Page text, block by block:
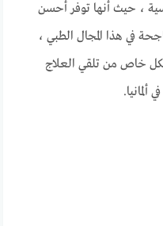
، حيث أنها توفر أحسن
في هذا المجال الطبي ،
خاص من تلقي العلاج